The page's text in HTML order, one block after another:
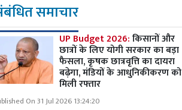
समाचार
UP Budget 2026:किसानों और
छात्रों के लिए योगी सरकार का बड़ा
फैसला, कृषक छात्रवृत्ति का दायरा
बढ़ेगा, मंडियों के आधुनिकीकरण को
मिली रफ्तार
On 31 Jul 2026 13:24:20